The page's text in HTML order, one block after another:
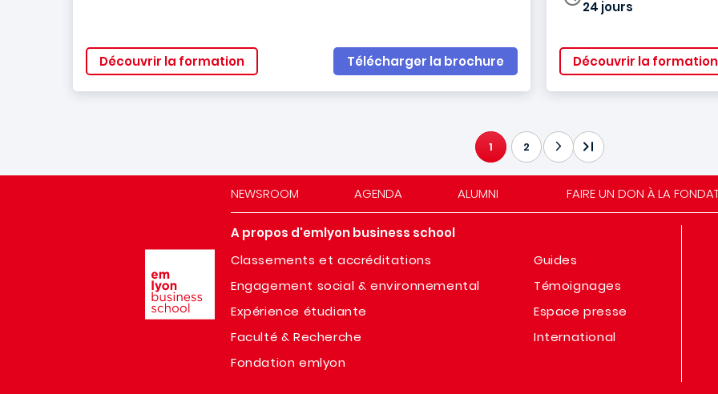
Découvrir la formation Télécharger la brochure
24 jours
Découvrir la formation
PAGE COURANTE
1 2
NEWSROOM AGENDA ALUMNI FAIRE UN DON À LA
A propos d'emlyon business school
Classements et accréditations
Engagement social & environnemental
Expérience étudiante
Faculté & Recherche
Fondation emlyon
Guides
Témoignages
Espace presse
International